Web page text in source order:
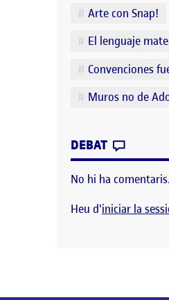
Etiquetes
Arte con Snap!
El lenguaje
Convenciones
Muros no de
DEBAT
No hi ha comentaris.
Heu d'iniciar la